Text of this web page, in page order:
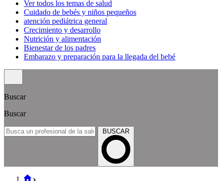
Ver todos los temas de salud
Cuidado de bebés y niños pequeños
atención pediátrica general
Crecimiento y desarrollo
Nutrición y alimentación
Bienestar de los padres
Embarazo y preparación para la llegada del bebé
Buscar
Buscar
BUSCAR